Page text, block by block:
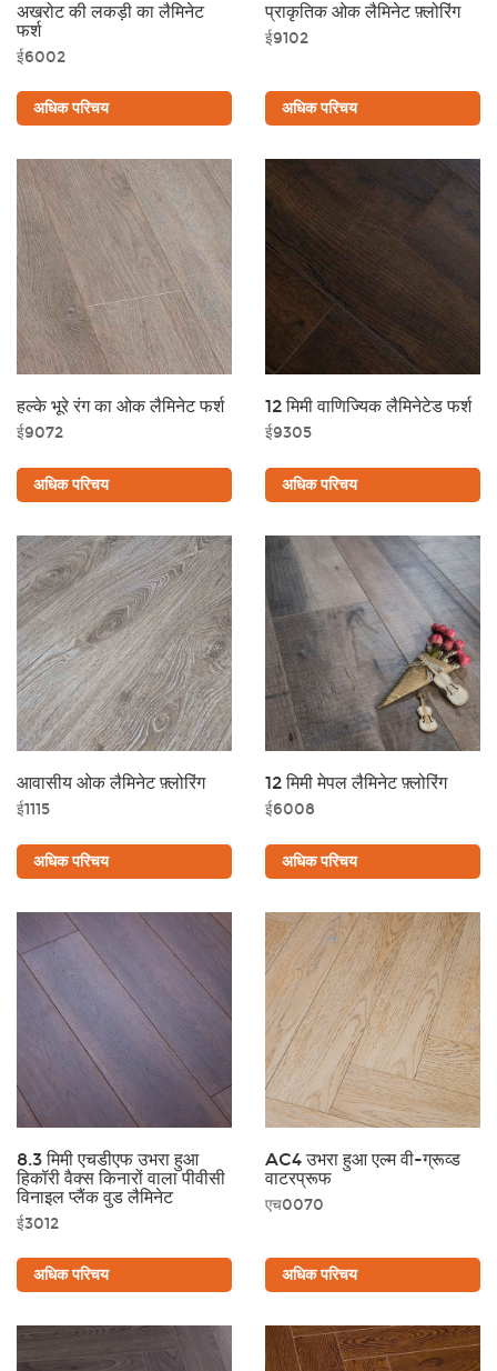
अखरोट की लकड़ी का लैमिनेट
फर्श
ई6002
अधिक परिचय
प्राकृतिक ओक लैमिनेट फ़्लोरिंग
ई9102
अधिक परिचय
हल्के भूरे रंग का ओक लैमिनेट फर्श
ई9072
अधिक परिचय
12 मिमी वाणिज्यिक लैमिनेटेड फर्श
ई9305
अधिक परिचय
आवासीय ओक लैमिनेट फ़्लोरिंग
ई1115
अधिक परिचय
12 मिमी मेपल लैमिनेट फ़्लोरिंग
ई6008
अधिक परिचय
8.3 मिमी एचडीएफ उभरा हुआ
हिकॉरी वैक्स किनारों वाला पीवीसी
विनाइल प्लैंक वुड लैमिनेट
ई3012
अधिक परिचय
AC4 उभरा हुआ एल्म वी-ग्रूव्ड
वाटरप्रूफ
एच0070
अधिक परिचय